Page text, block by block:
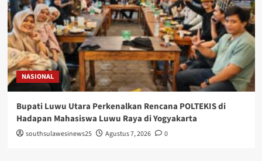
NASIONAL
Bupati Luwu Utara Perkenalkan Rencana POLTEKIS di
Hadapan Mahasiswa Luwu Raya di Yogyakarta
southsulawesinews25 Agustus 7, 2026 0